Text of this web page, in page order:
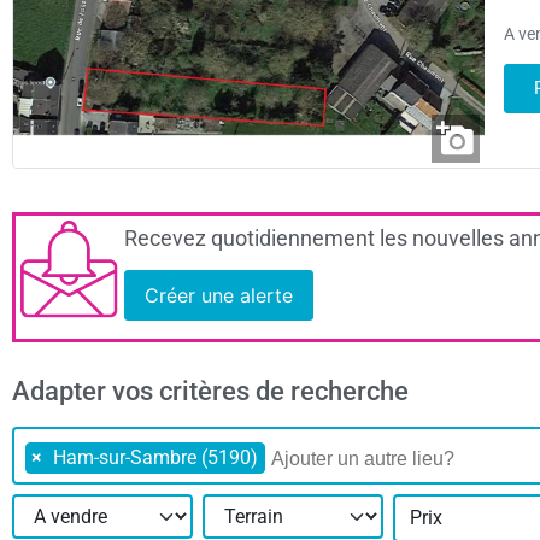
A
Recevez quotidiennement les nouvelles
Créer une alerte
Adapter vos critères de recherche
× Ham-sur-Sambre (5190)
Prix